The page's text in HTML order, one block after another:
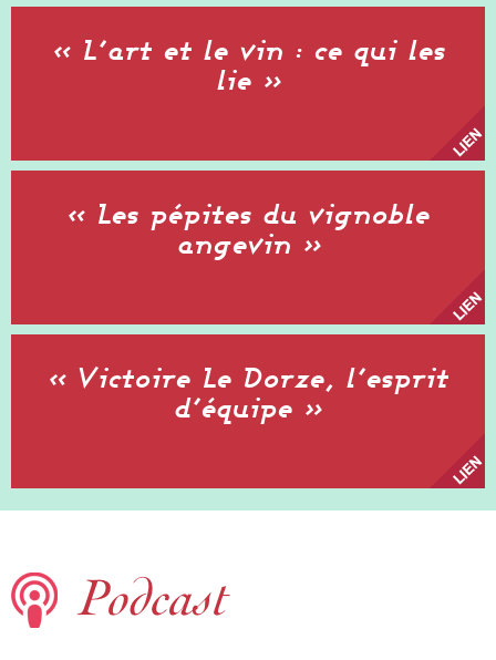
« L’art et le vin : ce qui les
lie »
« Les pépites du vignoble
angevin »
« Victoire Le Dorze, l’esprit
d’équipe »
Podcast